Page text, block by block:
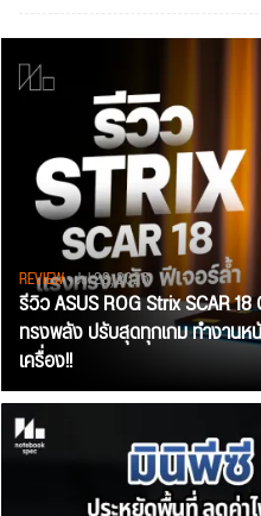
REVIEW• Jul 28, 2026
รีวิว ASUS ROG Strix SCAR
ทรงพลัง ปรับสุดทุกเกม ทำงานห
เครื่อง!!